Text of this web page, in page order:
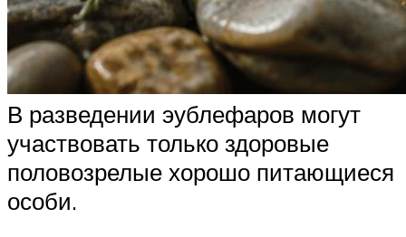
В разведении эублефаров могут
участвовать только здоровые
половозрелые хорошо питающиеся
особи.